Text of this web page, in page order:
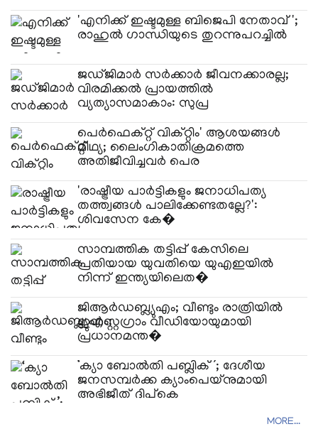
'എനിക്ക് ഇഷ്ടമുള്ള ബിജെപി നേതാവ്';
രാഹുൽ ഗാന്ധിയുടെ തുറന്നുപറച്ചിൽ
ജഡ്ജിമാർ സർക്കാർ ജീവനക്കാരല്ല;
വിരമിക്കൽ പ്രായത്തിൽ
വ്യത്യാസമാകാം: സുപ്ര
പെർഫെക്റ്റ് വിക്റ്റിം' ആശയങ്ങൾ
മിഥ്യ; ലൈംഗികാതിക്രമത്തെ
അതിജീവിച്ചവർ പെര
'രാഷ്ട്രീയ പാർട്ടികളും ജനാധിപത്യ
തത്ത്വങ്ങൾ പാലിക്കേണ്ടതല്ലേ?':
ശിവസേന കേ�
സാമ്പത്തിക തട്ടിപ്പ് കേസിലെ
പ്രതിയായ യുവതിയെ യുഎഇയിൽ
നിന്ന് ഇന്ത്യയിലെത�
ജിആർഡബ്ല്യുഎം; വീണ്ടും രാത്രിയിൽ
ഇൻസ്റ്റ​ഗ്രാം വീഡിയോയുമായി
പ്രധാനമന്ത�
‘ക്യാ ബോൽതി പബ്ലിക്’; ദേശീയ
ജനസമ്പർക്ക ക്യാംപെയ്നുമായി
അഭിജീത് ദിപ്കെ
MORE...